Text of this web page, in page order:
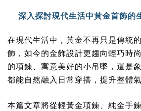
深入探討現代生活中黃金首飾的
在現代生活中，黃金不再只是傳統
飾，如今的金飾設計更趨向輕巧時
的項鍊、寓意美好的小吊墜，還是
都能自然融入日常穿搭，提升整體氣
本篇文章將從輕黃金項鍊、純金手